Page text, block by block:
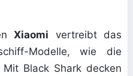
Xiaomi vertreibt das
Modelle, wie die
Mit Black Shark decken